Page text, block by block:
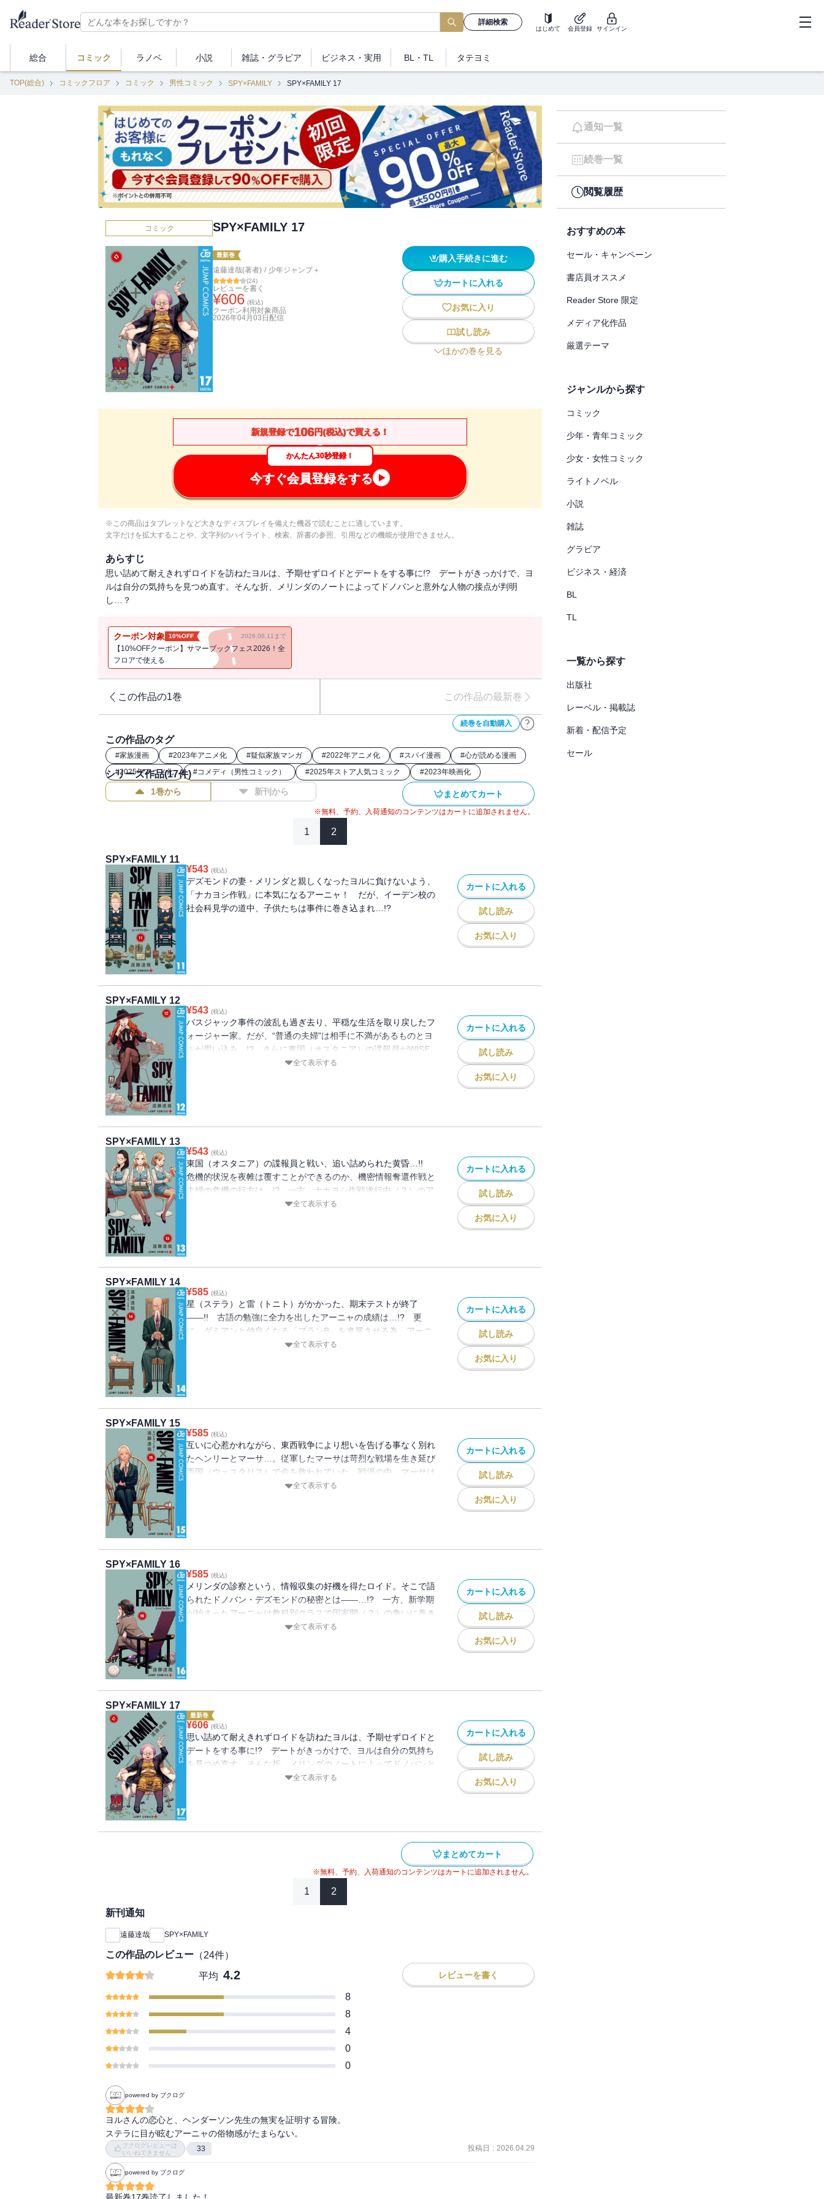
詳細検索
はじめて 会員登録 サインイン
総合 コミック ラノベ 小説 雑誌・ グラビア ビジネス ・実用 BL・TL タテヨミ
TOP(総合) コミックフロア コミック 男性コミック SPY×FAMILY SPY×FAMILY 17
コミック SPY×FAMILY 17
最新巻
遠藤達哉(著者) / 少年ジャンプ＋
(24)
レビューを書く
¥606 (税込)
クーポン利用対象商品
2026年04月03日 配信
購入手続きに進む
カートに入れる
お気に入り
試し読み
ほかの巻を見る
新規登録で106円(税込)で買える！
かんたん30秒登録！
今すぐ会員登録をする
※この商品はタブレットなど大きなディスプレイを備えた機器で読むことに適しています。
文字だけを拡大することや、文字列のハイライト、検索、辞書の参照、引用などの機能が使用できません。
あらすじ
思い詰めて耐えきれずロイドを訪ねたヨルは、予期せずロイドとデートをする事に!? デートがきっかけで、ヨ
ルは自分の気持ちを見つめ直す。そんな折、メリンダのノートによってドノバンと意外な人物の接点が判明
し…？
クーポン対象 10%OFF 2026.08.11まで
【10%OFFクーポン】サマーブックフェス2026！全
フロアで使える
この作品の1巻 この作品の最新巻
続巻を自動購入
この作品のタグ
#家族漫画 #2023年アニメ化 #疑似家族マンガ #2022年アニメ化 #スパイ漫画 #心が読める漫画
#2025年アニメ化 #コメディ（男性コミック） #2025年ストア人気コミック #2023年映画化
シリーズ作品(17件)
1巻から 新刊から まとめてカート
※無料、予約、入荷通知のコンテンツはカートに追加されません。
1 2
SPY×FAMILY 11
¥543 (税込)
デズモンドの妻・メリンダと親しくなったヨルに負けないよう、
「ナカヨシ作戦」に本気になるアーニャ！ だが、イーデン校の
社会科見学の道中、子供たちは事件に巻き込まれ…!?
カートに入れる
試し読み
お気に入り
SPY×FAMILY 12
¥543 (税込)
バスジャック事件の波乱も過ぎ去り、平穏な生活を取り戻したフ
ォージャー家。だが、“普通の夫婦”は相手に不満があるものとヨ
ルが思い込み…!? さらに東国（オスタニア）の諜報員がWISE
の機密情報を持ち出して――…!!全て表示する
カートに入れる
試し読み
お気に入り
SPY×FAMILY 13
¥543 (税込)
東国（オスタニア）の諜報員と戦い、追い詰められた黄昏…!!
危機的状況を夜帷は覆すことができるのか、機密情報奪還作戦と
夫婦の危機の行方は…!? 一方、ナカヨシ作戦遂行中（？）のア
ーニャは、ダミアンからお礼のお菓子を受け取ろうと!??
全て表示する
カートに入れる
試し読み
お気に入り
SPY×FAMILY 14
¥585 (税込)
星（ステラ）と雷（トニト）がかかった、期末テストが終了
――!! 古語の勉強に全力を出したアーニャの成績は…!? 更
に、ダミアンと仲良くなる「プランB」を進展させる為、アーニ
ャはダミアンを終業パーティーのダンスパートナーに誘うが!?
全て表示する
カートに入れる
試し読み
お気に入り
SPY×FAMILY 15
¥585 (税込)
互いに心惹かれながら、東西戦争により想いを告げる事なく別れ
たヘンリーとマーサ…。従軍したマーサは苛烈な戦場を生き延び
西国（ウェスタリス）で命を救われていた。戦渦の中、マーサは
必死に東国（オスタニア）に帰ろうとし――!?
全て表示する
カートに入れる
試し読み
お気に入り
SPY×FAMILY 16
¥585 (税込)
メリンダの診察という、情報収集の好機を得たロイド。そこで語
られたドノバン・デズモンドの秘密とは――…!? 一方、新学期
が始まったアーニャは教科別クラスで国家間（？）の争いに巻き
全て表示する
カートに入れる
試し読み
お気に入り
SPY×FAMILY 17
最新巻
¥606 (税込)
思い詰めて耐えきれずロイドを訪ねたヨルは、予期せずロイドと
デートをする事に!? デートがきっかけで、ヨルは自分の気持ち
を見つめ直す。そんな折、メリンダのノートによってドノバンと
意外な人物の接点が判明し…？全て表示する
カートに入れる
試し読み
お気に入り
まとめてカート
※無料、予約、入荷通知のコンテンツはカートに追加されません。
1 2
新刊通知
遠藤達哉 SPY×FAMILY
この作品のレビュー （24件）
平均 4.2 レビューを書く
8
8
4
0
0
powered by ブクログ
ヨルさんの恋心と、ヘンダーソン先生の無実を証明する冒険。
ステラに目が眩むアーニャの俗物感がたまらない。
ブクログレビューは
いいねできません
33 投稿日 : 2026.04.29
powered by ブクログ
最新巻17巻読了しました！
通知一覧
続巻一覧
閲覧履歴
おすすめの本
セール・キャンペーン
書店員オススメ
Reader Store 限定
メディア化作品
厳選テーマ
ジャンルから探す
コミック
少年・青年コミック
少女・女性コミック
ライトノベル
小説
雑誌
グラビア
ビジネス・経済
BL
TL
一覧から探す
出版社
レーベル・掲載誌
新着・配信予定
セール